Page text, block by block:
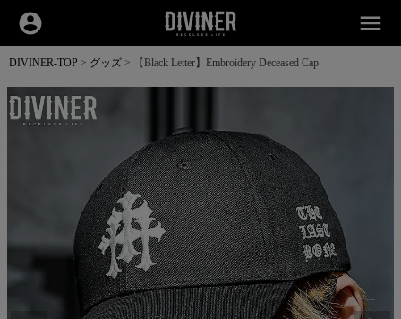
account_circle menu
DIVINER-TOP グッズ 【Black Letter】Embroidery Deceased Cap